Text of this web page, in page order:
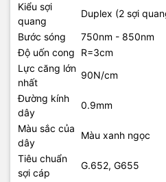
Kiểu sợi
quang
Duplex (2 sợi
Bước sóng
750nm - 850nm
Độ uốn cong
R=3cm
Lực căng lớn
nhất
90N/cm
Đường kính
dây
0.9mm
Màu sắc của
dây
Màu xanh ngọc
Tiêu chuẩn
sợi cáp
G.652, G655